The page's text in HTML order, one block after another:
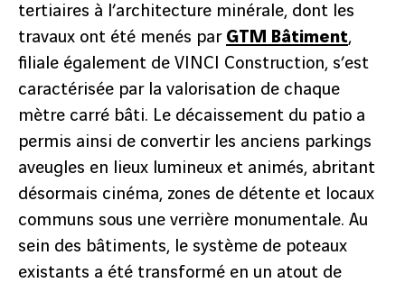
tertiaires à l’architecture minérale, dont les
travaux ont été menés par GTM Bâtiment,
filiale également de VINCI Construction, s’est
caractérisée par la valorisation de chaque
mètre carré bâti. Le décaissement du patio a
permis ainsi de convertir les anciens parkings
aveugles en lieux lumineux et animés, abritant
désormais cinéma, zones de détente et locaux
communs sous une verrière monumentale. Au
sein des bâtiments, le système de poteaux
existants a été transformé en un atout de